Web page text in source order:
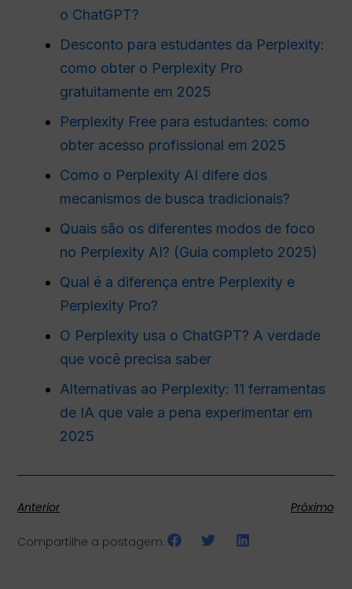
o ChatGPT?
Desconto para estudantes da Perplexity:
como obter o Perplexity Pro
gratuitamente em 2025
Perplexity Free para estudantes: como
obter acesso profissional em 2025
Como o Perplexity AI difere dos
mecanismos de busca tradicionais?
Quais são os diferentes modos de foco
no Perplexity AI? (Guia completo 2025)
Qual é a diferença entre Perplexity e
Perplexity Pro?
O Perplexity usa o ChatGPT? A verdade
que você precisa saber
Alternativas ao Perplexity: 11 ferramentas
de IA que vale a pena experimentar em
2025
Anterior Próximo
Compartilhe a postagem: